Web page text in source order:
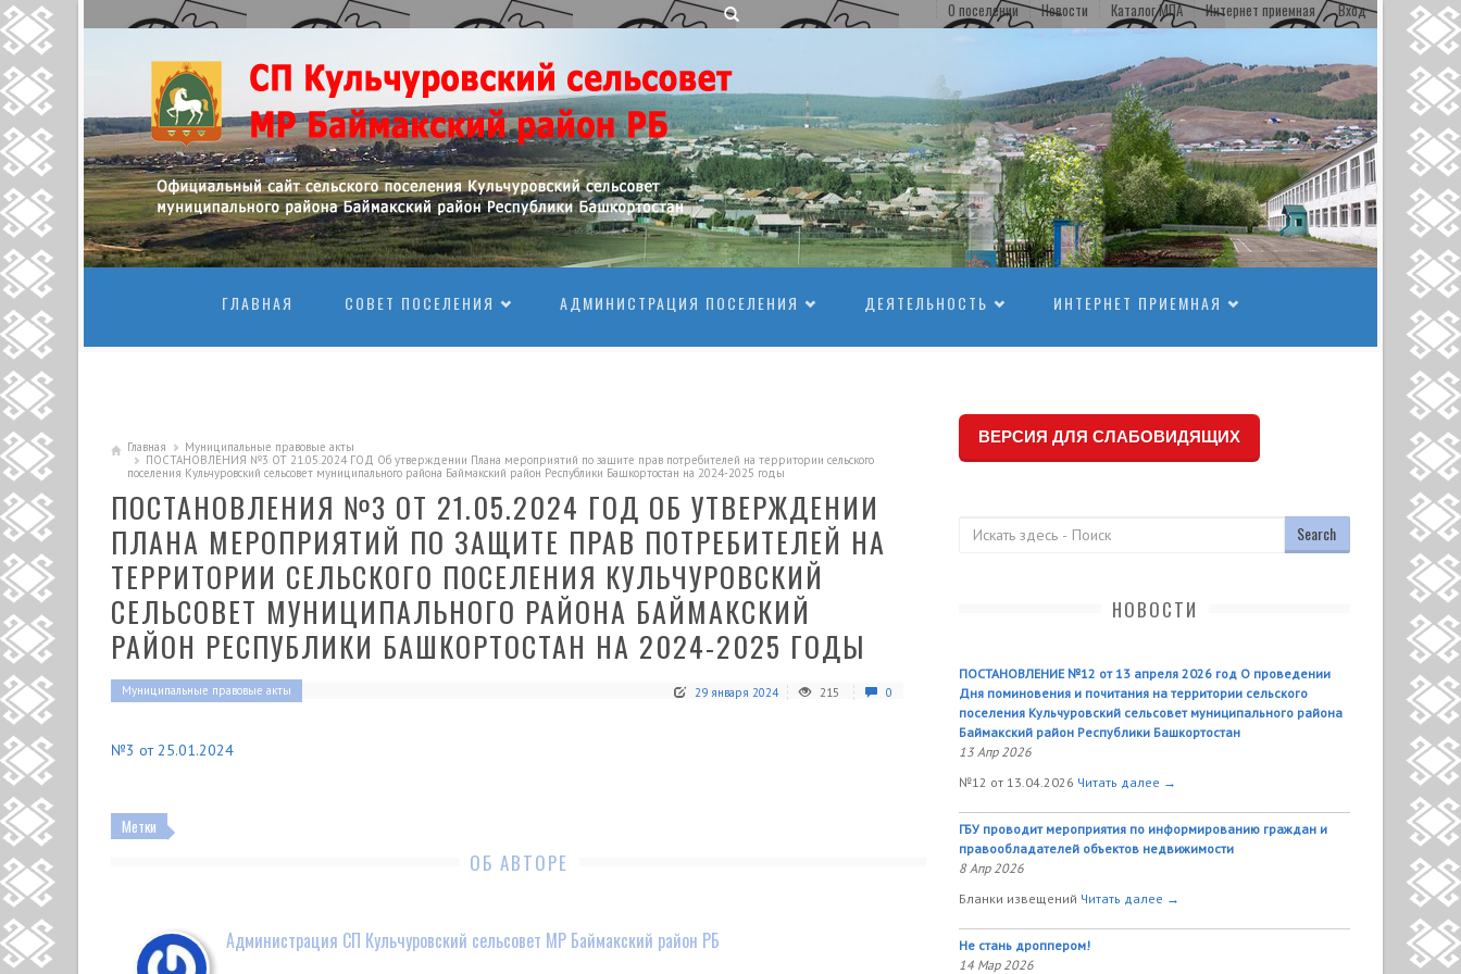
О поселении Новости Каталог МПА Интернет приемная Вход
ГЛАВНАЯ
СОВЕТ ПОСЕЛЕНИЯ АДМИНИСТРАЦИЯ ПОСЕЛЕНИЯ ДЕЯТЕЛЬНОСТЬ ИНТЕРНЕТ ПРИЕМНАЯ
Главная
Муниципальные правовые акты
ПОСТАНОВЛЕНИЯ №3 ОТ 21.05.2024 ГОД Об утверждении Плана мероприятий по защите прав потребителей на территории сельского
поселения Кульчуровский сельсовет муниципального района Баймакский район Республики Башкортостан на 2024-2025 годы
ПОСТАНОВЛЕНИЯ №3 ОТ 21.05.2024 ГОД ОБ УТВЕРЖДЕНИИ
ПЛАНА МЕРОПРИЯТИЙ ПО ЗАЩИТЕ ПРАВ ПОТРЕБИТЕЛЕЙ НА
ТЕРРИТОРИИ СЕЛЬСКОГО ПОСЕЛЕНИЯ КУЛЬЧУРОВСКИЙ
СЕЛЬСОВЕТ МУНИЦИПАЛЬНОГО РАЙОНА БАЙМАКСКИЙ
РАЙОН РЕСПУБЛИКИ БАШКОРТОСТАН НА 2024-2025 ГОДЫ
Муниципальные правовые акты 29 января 2024 215 0
№3 от 25.01.2024
Метки
ОБ АВТОРЕ
Администрация СП Кульчуровский сельсовет МР Баймакский район РБ
ВЕРСИЯ ДЛЯ СЛАБОВИДЯЩИХ
НОВОСТИ
ПОСТАНОВЛЕНИЕ №12 от 13 апреля 2026 год О проведении
Дня поминовения и почитания на территории сельского
поселения Кульчуровский сельсовет муниципального района
Баймакский район Республики Башкортостан
13 Апр 2026
№12 от 13.04.2026 Читать далее →
ГБУ проводит мероприятия по информированию граждан и
правообладателей объектов недвижимости
8 Апр 2026
Бланки извещений Читать далее →
Не стань дроппером!
14 Мар 2026